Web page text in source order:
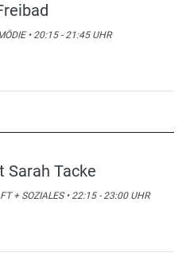
• 20:15 - 21:45 UHR
Sarah Tacke
+ SOZIALES • 22:15 - 23:00 UHR